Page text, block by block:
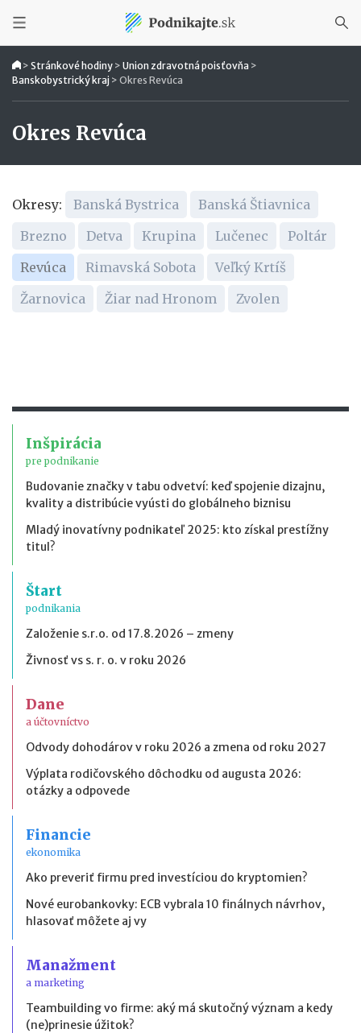
> Stránkové hodiny > Union zdravotná poisťovňa >
Banskobystrický kraj > Okres Revúca
Okres Revúca
Okresy: Banská Bystrica
Banská Štiavnica
Brezno
Detva Krupina Lučenec
Poltár
Revúca
Rimavská Sobota
Veľký Krtíš
Žarnovica
Žiar nad Hronom Zvolen
Inšpirácia
pre podnikanie
Budovanie značky v tabu odvetví: keď spojenie dizajnu,
kvality a distribúcie vyústi do globálneho biznisu
Mladý inovatívny podnikateľ 2025: kto získal prestížny
titul?
Štart
podnikania
Založenie s.r.o. od 17.8.2026 – zmeny
Živnosť vs s. r. o. v roku 2026
Dane
a účtovníctvo
Odvody dohodárov v roku 2026 a zmena od roku 2027
Výplata rodičovského dôchodku od augusta 2026:
otázky a odpovede
Financie
ekonomika
Ako preveriť firmu pred investíciou do kryptomien?
Nové eurobankovky: ECB vybrala 10 finálnych návrhov,
hlasovať môžete aj vy
Manažment
a marketing
Teambuilding vo firme: aký má skutočný význam a kedy
(ne)prinesie úžitok?